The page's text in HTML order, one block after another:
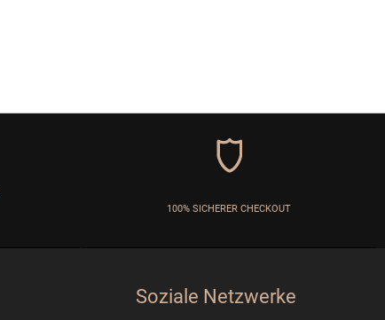
100% SICHERER CHECKOUT
Soziale Netzwerke